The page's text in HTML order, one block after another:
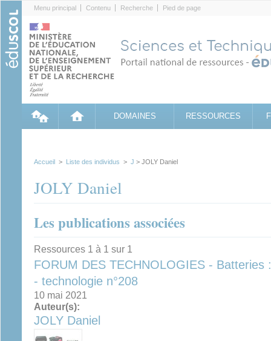
Menu principal Contenu Recherche Pied de page
DOMAINES RESSOURCES
Accueil > Liste des individus > J > JOLY Daniel
JOLY Daniel
Les publications associées
Ressources 1 à 1 sur 1
FORUM DES TECHNOLOGIES - Batteries
- technologie n°208
10 mai 2021
Auteur(s):
JOLY Daniel